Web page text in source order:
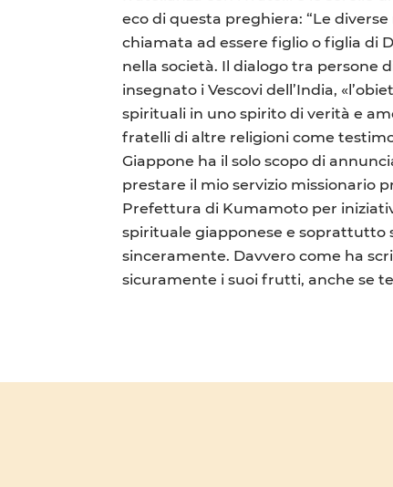
eco di questa preghiera: “Le
chiamata ad essere figlio o figlia di
nella società. Il dialogo tra persone
insegnato i Vescovi dell’India,
spirituali in uno spirito di verità e
fratelli di altre religioni come
Giappone ha il solo scopo di
prestare il mio servizio missionario
Prefettura di Kumamoto per
spirituale giapponese e soprattutto
sinceramente. Davvero come ha
sicuramente i suoi frutti, anche se